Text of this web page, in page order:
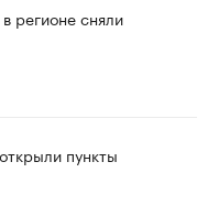
регионе сняли
пункты